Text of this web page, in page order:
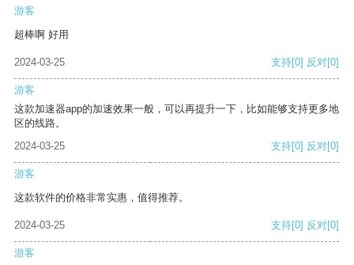
游客
超棒啊 好用
2024-03-25 支持[0] 反对[0]
游客
这款加速器app的加速效果一般，可以再提升一下，比如能够支持更多地
区的线路。
2024-03-25
支持[0] 反对[0]
游客
这款软件的价格非常实惠，值得推荐。
2024-03-25 支持[0] 反对[0]
游客